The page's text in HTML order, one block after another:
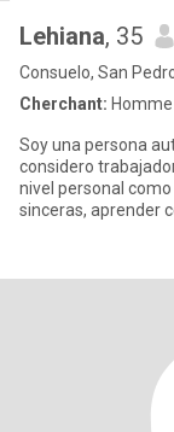
Lehiana, 35
Consuelo, San
Cherchant:
Soy una persona
considero
nivel personal
sinceras, aprender